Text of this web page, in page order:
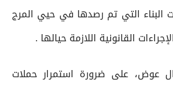
البناء التي تم رصدها في حيي المرج
القانونية اللازمة حيالها .
عوض، على ضرورة استمرار حملات